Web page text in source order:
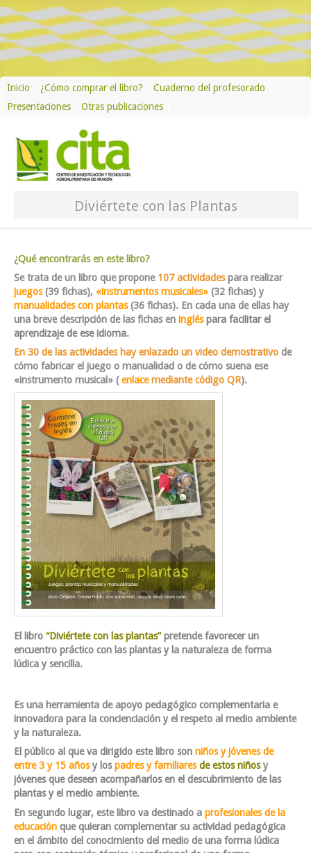
Inicio ¿Cómo comprar el libro?
Cuaderno del profesorado
Presentaciones
Otras publicaciones
Diviértete con las Plantas
¿Qué encontrarás en este libro?
Se trata de un libro que propone 107 actividadespara realizar
juegos(39 fichas), «instrumentos musicales»(32 fichas) y
manualidades con plantas(36 fichas). En cada una de ellas hay
una breve descripción de las fichas en ingléspara facilitar el
aprendizaje de ese idioma.
En 30 de las actividades hay enlazado un video demostrativode
cómo fabricar el juego o manualidad o de cómo suena ese
«instrumento musical» (enlacemediante código QR).
El libro “Diviértete con las plantas”pretende favorecer un
encuentro práctico con las plantas y la naturaleza de forma
lúdica y sencilla.
Es una herramienta de apoyo pedagógico complementaria e
innovadora para la concienciación y el respeto al medio ambiente
y la naturaleza.
El público al que va dirigido este libro son niños y jóvenes de
entre 3 y 15 añosy lospadres y familiaresde estos niñosy
jóvenes que deseen acompañarlos en el descubrimiento de las
plantas y el medio ambiente.
En segundo lugar, este libro va destinado a profesionales de la
educaciónque quieran complementar su actividad pedagógica
en el ámbito del conocimiento del medio de una forma lúdica